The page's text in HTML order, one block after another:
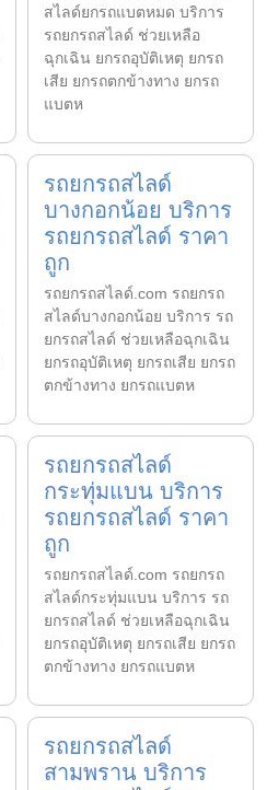
สไลด์ยกรถแบตหมด บริการ
รถยกรถสไลด์ ช่วยเหลือ
ฉุกเฉิน ยกรถอุบัติเหตุ ยกรถ
เสีย ยกรถตกข้างทาง ยกรถ
แบตห
รถยกรถสไลด์
บางกอกน้อย บริการ
รถยกรถสไลด์ ราคา
ถูก
รถยกรถสไลด์.com รถยกรถ
สไลด์บางกอกน้อย บริการ รถ
ยกรถสไลด์ ช่วยเหลือฉุกเฉิน
ยกรถอุบัติเหตุ ยกรถเสีย ยกรถ
ตกข้างทาง ยกรถแบตห
รถยกรถสไลด์
กระทุ่มแบน บริการ
รถยกรถสไลด์ ราคา
ถูก
รถยกรถสไลด์.com รถยกรถ
สไลด์กระทุ่มแบน บริการ รถ
ยกรถสไลด์ ช่วยเหลือฉุกเฉิน
ยกรถอุบัติเหตุ ยกรถเสีย ยกรถ
ตกข้างทาง ยกรถแบตห
รถยกรถสไลด์
สามพราน บริการ